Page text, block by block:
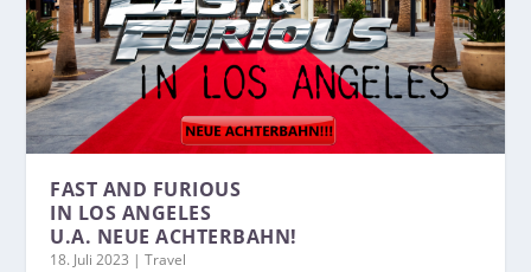
FAST AND FURIOUS
IN LOS ANGELES
U.A. NEUE ACHTERBAHN!
18. Juli 2023 |Travel